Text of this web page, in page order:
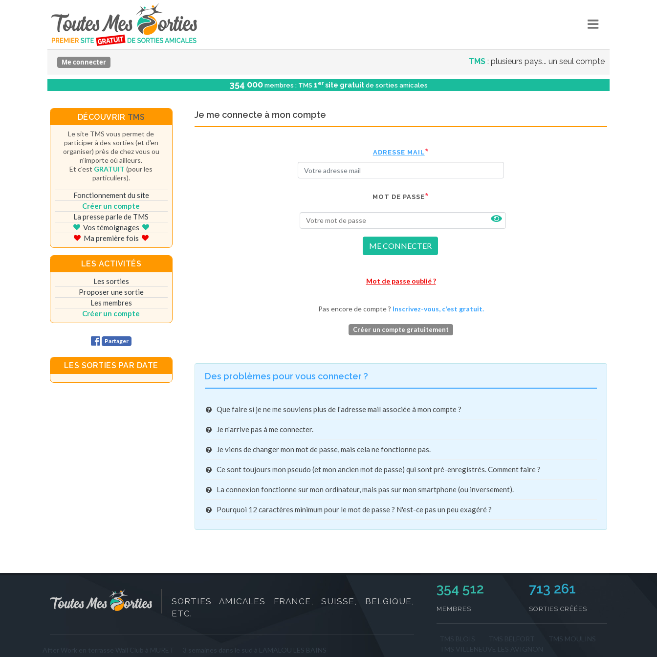
TMS : plusieurs pays... un seul compte
Me connecter
354 000 membres : TMS 1er site gratuit de sorties amicales
Je me connecte à mon compte
ADRESSE MAIL
MOT DE PASSE
ME CONNECTER
Mot de passe oublié ?
Pas encore de compte ? Inscrivez-vous, c'est gratuit.
Créer un compte gratuitement
Des problèmes pour vous connecter ?
Que faire si je ne me souviens plus de l'adresse mail associée à mon compte ?
Je n'arrive pas à me connecter.
Je viens de changer mon mot de passe, mais cela ne fonctionne pas.
Ce sont toujours mon pseudo (et mon ancien mot de passe) qui sont pré-enregistrés. Comment faire ?
La connexion fonctionne sur mon ordinateur, mais pas sur mon smartphone (ou inversement).
Pourquoi 12 caractères minimum pour le mot de passe ? N'est-ce pas un peu exagéré ?
DÉCOUVRIR TMS
Le site TMS vous permet de
participer à des sorties (et d'en
organiser) près de chez vous ou
n'importe où ailleurs.
Et c'est GRATUIT (pour les
particuliers).
Fonctionnement du site
Créer un compte
La presse parle de TMS
Vos témoignages
Ma première fois
LES ACTIVITÉS
Les sorties
Proposer une sortie
Les membres
Créer un compte
Partager
LES SORTIES PAR DATE
SORTIES AMICALES FRANCE, SUISSE, BELGIQUE,
ETC.
After Work en terrasse Wall Club à MURET
3 semaines dans le sud à LAMALOU LES BAINS
354 512
MEMBRES
713 261
SORTIES CRÉÉES
TMS MOULINS